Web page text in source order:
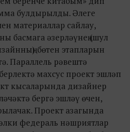
булдырылды. Әлеге
материаллар сайлау,
басмага әзерләүнең (шул
бөтен этапларын
Параллель рәвештә
махсус проект эшләп
кысаларында дизайнер
бергә эшләү өчен,
Проект азагында
федераль нәшриятлар